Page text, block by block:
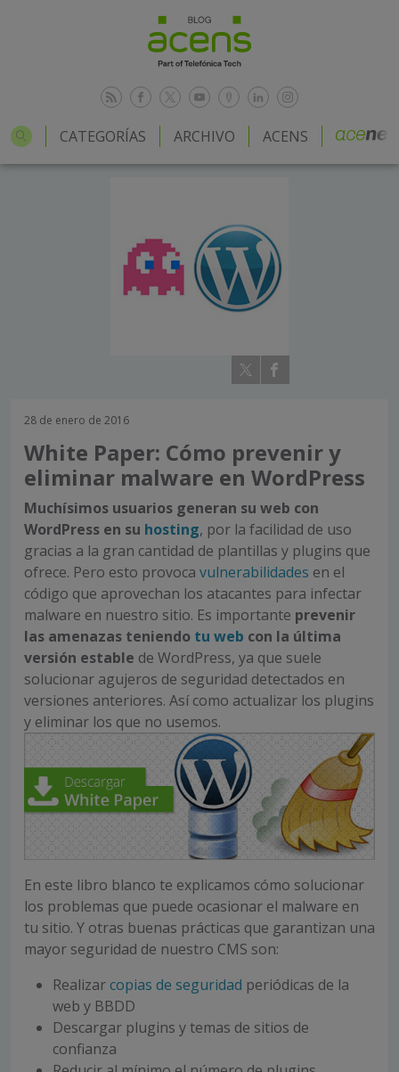
CATEGORÍAS ARCHIVO ACENS
28 de enero de 2016
White Paper: Cómo prevenir y
eliminar malware en WordPress
Muchísimos usuarios generan su web con
WordPress en su hosting, por la facilidad de uso
gracias a la gran cantidad de plantillas y plugins que
ofrece. Pero esto provoca vulnerabilidades en el
código que aprovechan los atacantes para infectar
malware en nuestro sitio. Es importante prevenir
las amenazas teniendo tu web con la última
versión estable de WordPress, ya que suele
solucionar agujeros de seguridad detectados en
versiones anteriores. Así como actualizar los plugins
y eliminar los que no usemos.
En este libro blanco te explicamos cómo solucionar
los problemas que puede ocasionar el malware en
tu sitio. Y otras buenas prácticas que garantizan una
mayor seguridad de nuestro CMS son:
Realizarcopias de seguridad periódicas de la
web y BBDD
Descargar plugins y temas de sitios de
confianza